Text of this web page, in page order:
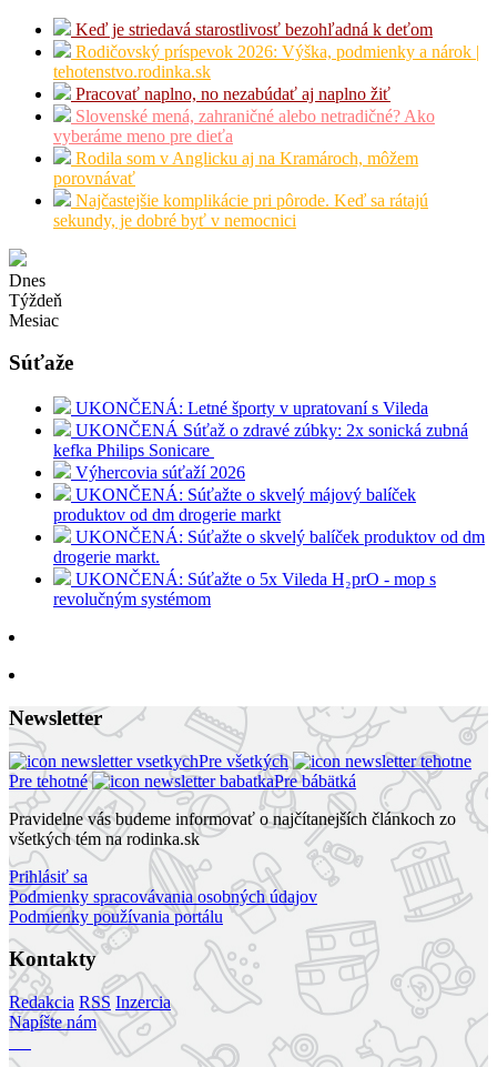
Keď je striedavá starostlivosť bezohľadná k deťom
Rodičovský príspevok 2026: Výška, podmienky a nárok |
tehotenstvo.rodinka.sk
Pracovať naplno, no nezabúdať aj naplno žiť
Slovenské mená, zahraničné alebo netradičné? Ako
vyberáme meno pre dieťa
Rodila som v Anglicku aj na Kramároch, môžem
porovnávať
Najčastejšie komplikácie pri pôrode. Keď sa rátajú
sekundy, je dobré byť v nemocnici
Dnes
Týždeň
Mesiac
Súťaže
UKONČENÁ: Letné športy v upratovaní s Vileda
UKONČENÁ Súťaž o zdravé zúbky: 2x sonická zubná
kefka Philips Sonicare
Výhercovia súťaží 2026
UKONČENÁ: Súťažte o skvelý májový balíček
produktov od dm drogerie markt
UKONČENÁ: Súťažte o skvelý balíček produktov od dm
drogerie markt.
UKONČENÁ: Súťažte o 5x Vileda H₂prO - mop s
revolučným systémom
Newsletter
Pre všetkých
Pre tehotné
Pre bábätká
Pravidelne vás budeme informovať o najčítanejších článkoch zo
všetkých tém na rodinka.sk
Prihlásiť sa
Podmienky spracovávania osobných údajov
Podmienky používania portálu
Kontakty
Redakcia RSS Inzercia
Napíšte nám